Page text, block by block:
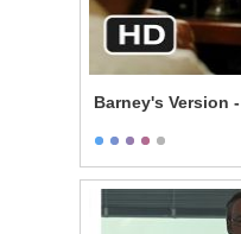
Barney's Version